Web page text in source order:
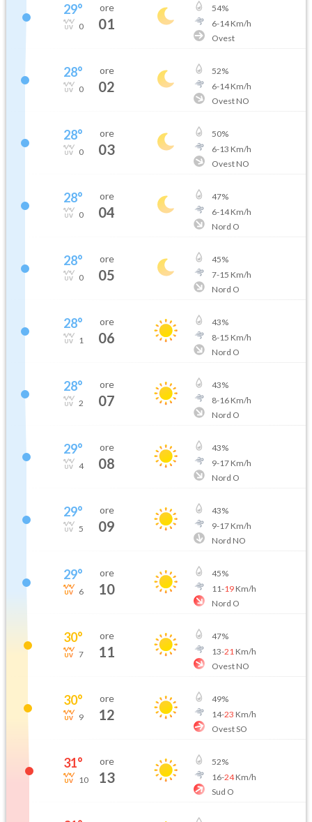
29°
0
ore
01
54%
6-14Km/h
Ovest
28°
0
ore
02
52%
6-14Km/h
Ovest NO
28°
0
ore
03
50%
6-13 Km/h
Ovest NO
28°
0
ore
04
47%
6-14Km/h
Nord O
28°
0
ore
05
45%
7-15 Km/h
Nord O
28°
1
ore
06
43%
8-15 Km/h
Nord O
28°
2
ore
07
43%
8-16Km/h
Nord O
29°
4
ore
08
43%
9-17Km/h
Nord O
29°
5
ore
09
43%
9-17Km/h
Nord NO
29°
6
ore
10
45%
11-19Km/h
Nord O
30°
7
ore
11
47%
13-21 Km/h
Ovest NO
30°
9
ore
12
49%
14-23 Km/h
Ovest SO
31°
10
ore
13
52%
16-24Km/h
Sud O